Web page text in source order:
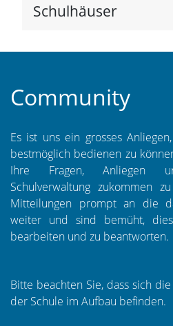
Schulhäuser
Community
Es ist uns ein grosses
bestmöglich bedienen zu
Ihre Fragen, Anliegen
Schulverwaltung zukommen
Mitteilungen prompt an die
weiter und sind bemüht,
bearbeiten und zu beantworten.
Bitte beachten Sie, dass sich
der Schule im Aufbau befinden.